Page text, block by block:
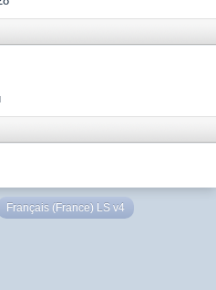
Français (France) LS v4